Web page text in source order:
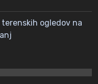
ogledov na